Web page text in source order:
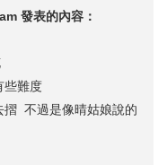
發表的內容：
些難度
不過是像晴姑娘說的